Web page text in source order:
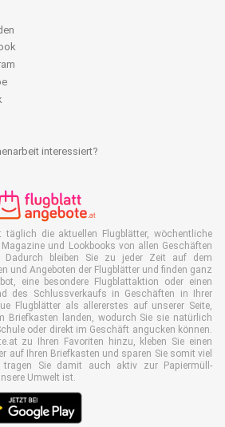
interessiert?
täglich die aktuellen Flugblätter, wöchentliche
Magazine und Lookbooks von allen Geschäften
Dadurch bleiben Sie zu jeder Zeit auf dem
und Angeboten der Flugblätter und finden ganz
eine besondere Flugblattaktion oder einen
des Schlussverkaufs in Geschäften in Ihrer
Flugblätter als allererstes auf unserer Seite,
Briefkasten landen, wodurch Sie sie natürlich
oder direkt im Geschäft angucken können.
zu Ihren Favoriten hinzu, kleben Sie einen
auf Ihren Briefkasten und sparen Sie somit viel
tragen Sie damit auch aktiv zur Papiermüll-
Umwelt ist.